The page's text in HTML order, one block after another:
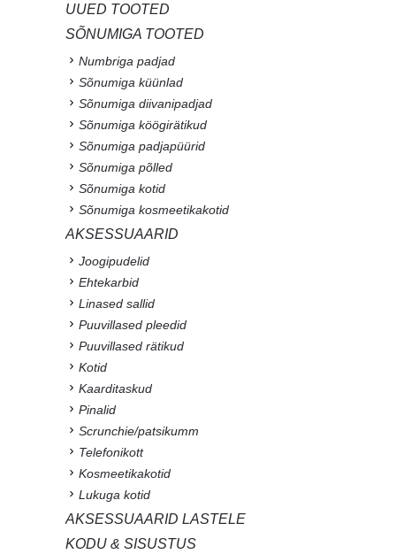
UUED TOOTED
SÕNUMIGA TOOTED
Numbriga padjad
Sõnumiga küünlad
Sõnumiga diivanipadjad
Sõnumiga köögirätikud
Sõnumiga padjapüürid
Sõnumiga põlled
Sõnumiga kotid
Sõnumiga kosmeetikakotid
AKSESSUAARID
Joogipudelid
Ehtekarbid
Linased sallid
Puuvillased pleedid
Puuvillased rätikud
Kotid
Kaarditaskud
Pinalid
Scrunchie/patsikumm
Telefonikott
Kosmeetikakotid
Lukuga kotid
AKSESSUAARID LASTELE
KODU & SISUSTUS